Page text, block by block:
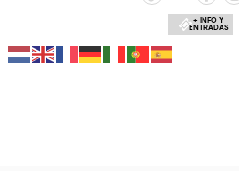
+ INFO Y
ENTRADAS